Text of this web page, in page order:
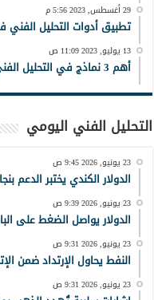
29 أغسطس, 2023 5:56 م
تطبيق أدوات التحليل الفني
13 يوليو, 2023 11:09 ص
أهم 3 نماذج في التحليل الفني
التحليل الفني اليومي
23 يونيو, 2026 9:45 ص
الدولار الكندي يختبر الدعم بنجاح 23-6-
23 يونيو, 2026 9:39 ص
الدولار يواصل الضغط على الباوند…
23 يونيو, 2026 9:31 ص
النفط يحاول الإرتداد ضمن الإتجاة
23 يونيو, 2026 9:31 ص